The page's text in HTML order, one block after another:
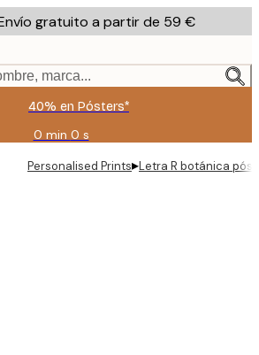
gratuito a partir de 59 €
marca...
40% en Pósters*
0 min 0 s
Válido
hasta:
2026-
Personalised Prints▸Letra R botánica